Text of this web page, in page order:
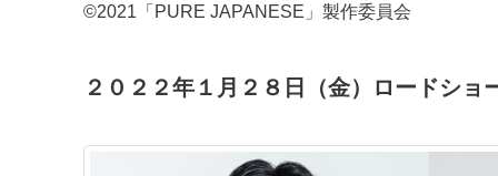
©2021「PURE JAPANESE」製作委員会
２０２２年１月２８日（金）ロードショ